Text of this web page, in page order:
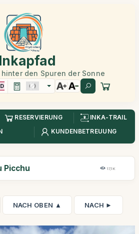
Inkapfad
den Spuren der Sonne
RESERVIERUNG
INKA-TRAIL
KUNDENBETREUUNG
Picchu 17,1K
NACH OBEN ▲ NACH ►